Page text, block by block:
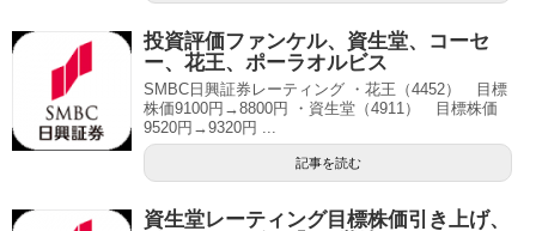
投資評価ファンケル、資生堂、コーセ
ー、花王、ポーラオルビス
SMBC日興証券レーティング ・花王（4452） 目標
株価9100円→8800円 ・資生堂（4911） 目標株価
9520円→9320円 ...
記事を読む
資生堂レーティング目標株価引き上げ、